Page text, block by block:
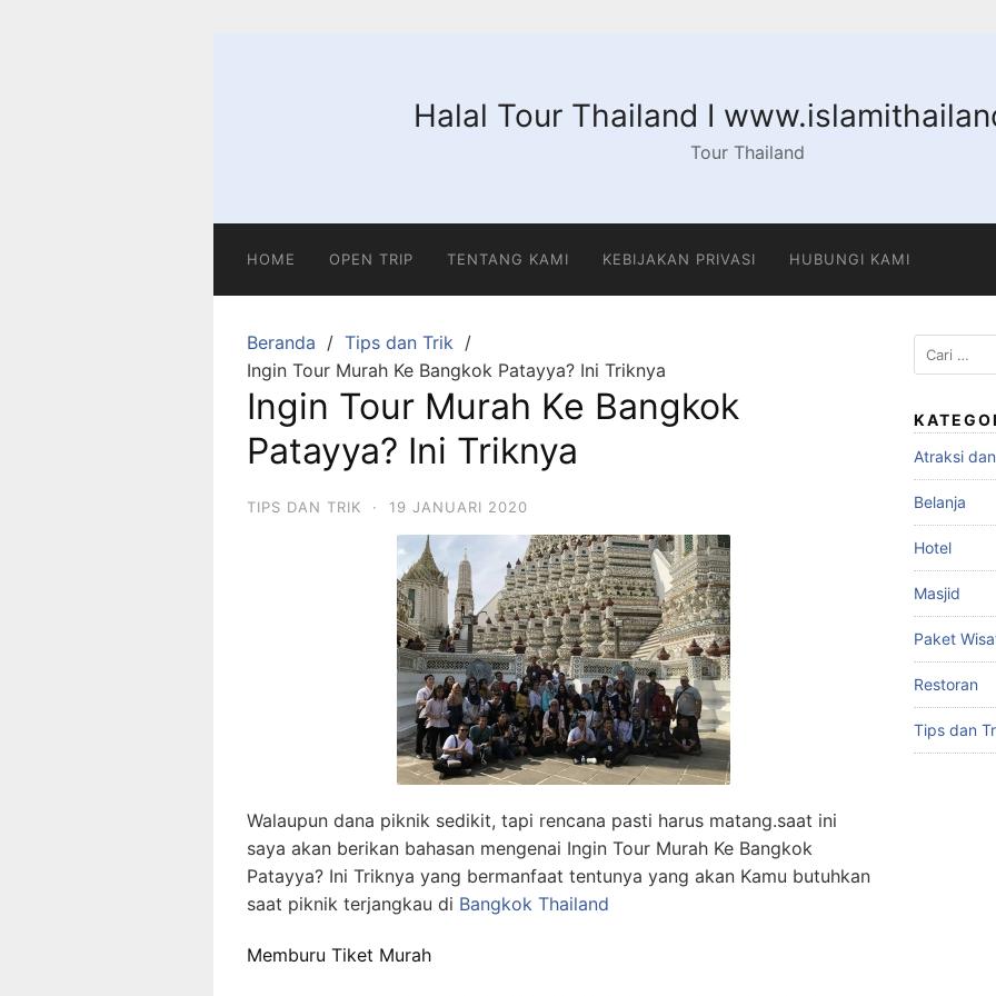
Halal Tour Thailand I
Tour Thailand
HOME OPEN TRIP TENTANG KAMI KEBIJAKAN PRIVASI HUBUNGI KAMI
Beranda
Tips dan Trik
Ingin Tour Murah Ke Bangkok Patayya? Ini Triknya
Ingin Tour Murah Ke Bangkok
Patayya? Ini Triknya
TIPS DAN TRIK · 19 JANUARI 2020
Walaupun dana piknik sedikit, tapi rencana pasti harus matang.saat ini
saya akan berikan bahasan mengenai Ingin Tour Murah Ke Bangkok
Patayya? Ini Triknya yang bermanfaat tentunya yang akan Kamu butuhkan
saat piknik terjangkau di Bangkok Thailand
Memburu Tiket Murah
Cari
untuk:
Atraksi
Belanja
Hotel
Masjid
Paket
Restoran
Tips dan